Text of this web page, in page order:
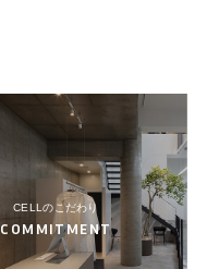
CELLのこだわり
COMMITMENT